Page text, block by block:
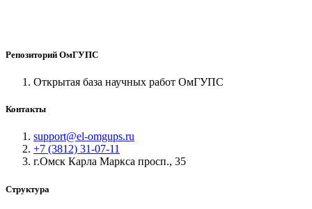
Репозиторий ОмГУПС
Открытая база научных работ ОмГУПС
Контакты
support@el-omgups.ru
+7 (3812) 31-07-11
г.Омск Карла Маркса просп., 35
Структура